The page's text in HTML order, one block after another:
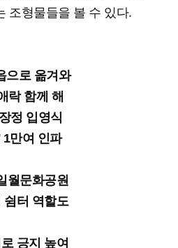
조형물들을 볼 수 있다.
으로 옮겨와
락 함께 해
정 입영식
만여 인파
월문화공원
터 역할도
긍지 높여